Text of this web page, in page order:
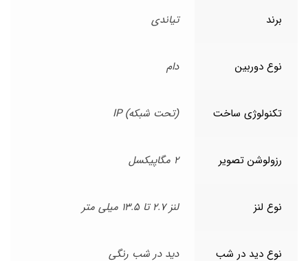
برند تیاندی
نوع دوربین دام
تکنولوژی ساخت (تحت شبکه) IP
رزولوشن تصویر 2 مگاپیکسل
نوع لنز لنز 2.7 تا 13.5 میلی متر
نوع دید در شب دید در شب رنگی